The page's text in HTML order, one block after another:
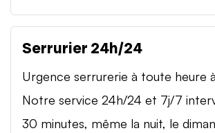
Serrurier 24h/24
Urgence serrurerie à toute heure
Notre service 24h/24 et 7j/7
30 minutes, même la nuit, le